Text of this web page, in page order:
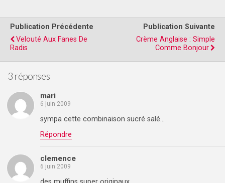
Publication Précédente
Velouté Aux Fanes De
Radis
Publication Suivante
Crème Anglaise : Simple
Comme Bonjour
3 réponses
mari
6 juin 2009
sympa cette combinaison sucré salé…
Répondre
clemence
6 juin 2009